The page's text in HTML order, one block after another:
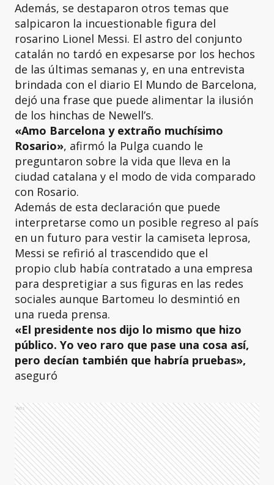
Además, se destaparon otros temas que
salpicaron la incuestionable figura del
rosarino Lionel Messi. El astro del conjunto
catalán no tardó en expesarse por los hechos
de las últimas semanas y, en una entrevista
brindada con el diario El Mundo de Barcelona,
dejó una frase que puede alimentar la ilusión
de los hinchas de Newell’s.
«Amo Barcelona y extraño muchísimo
Rosario», afirmó la Pulga cuando le
preguntaron sobre la vida que lleva en la
ciudad catalana y el modo de vida comparado
con Rosario.
Además de esta declaración que puede
interpretarse como un posible regreso al país
en un futuro para vestir la camiseta leprosa,
Messi se refirió al trascendido que el
propio club había contratado a una empresa
para despretigiar a sus figuras en las redes
sociales aunque Bartomeu lo desmintió en
una rueda prensa.
«El presidente nos dijo lo mismo que hizo
público. Yo veo raro que pase una cosa así,
pero decían también que habría pruebas»,
aseguró
Ads